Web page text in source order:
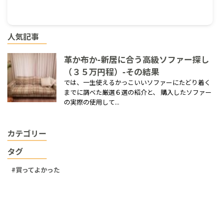
人気記事
革か布か-新居に合う高級ソファー探し
（３５万円程）-その結果
では、一生使えるかっこいいソファーにたどり着く
までに調べた厳選６選の紹介と、 購入したソファー
の実際の使用して...
カテゴリー
タグ
買ってよかった